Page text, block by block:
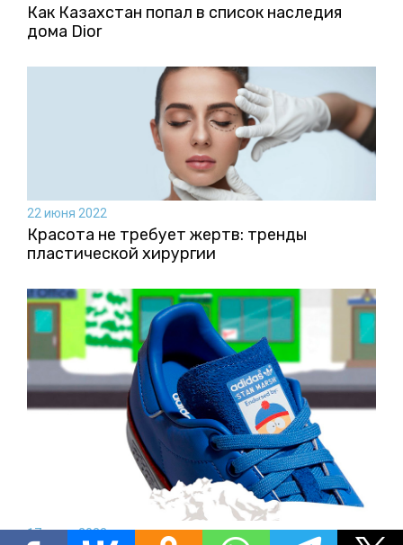
Как Казахстан попал в список наследия
дома Dior
22 июня 2022
Красота не требует жертв: тренды
пластической хирургии
17 июня 2022